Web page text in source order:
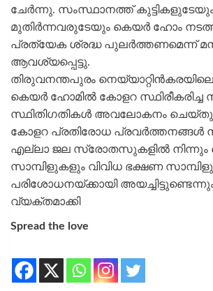
ചേര്‍ന്നു. സംസ്ഥാനത്ത്
മുതിര്‍ന്നവരുടേയും കെയര്‍ ഹോം
പ്രത്യേക ശ്രദ്ധ പുലര്‍ത്തണമെന്ന്
ആവശ്യപ്പെട്ടു.
തിരുവനന്തപുരം
കെയര്‍ ഹോമില്‍ കോളറ
സ്ഥിതിഗതികള്‍ അവലോകനം
കോളറ പ്രതിരോധ പ്രവര്‍ത്തനങ്ങള്‍
എല്ലാ ജല സ്രോതസുകളില്‍ നിന്നും
സാമ്പിളുകളും വിവിധ ഭക്ഷണ
പരിശോധനയ്‌ക്കായി അയച്ചിട്ടുണ്ടെന്നും
വ്യക്തമാക്കി
Spread the love